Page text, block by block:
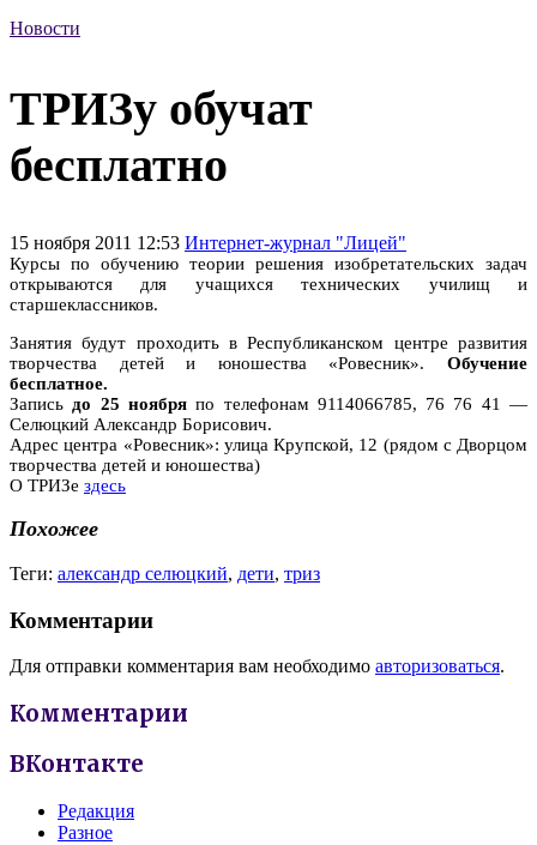
Новости
ТРИЗу обучат
бесплатно
15 ноября 2011 12:53 Интернет-журнал "Лицей"
Курсы по обучению теории решения изобретательских задач
открываются для учащихся технических училищ и
старшеклассников.
Занятия будут проходить в Республиканском центре развития
творчества детей и юношества «Ровесник». Обучение
бесплатное.
Запись до 25 ноябряпо телефонам 9114066785, 76 76 41 —
Селюцкий Александр Борисович.
Адрес центра «Ровесник»: улица Крупской, 12 (рядом с Дворцом
творчества детей и юношества)
О ТРИЗе здесь
Похожее
Теги: александр селюцкий, дети, триз
Комментарии
Для отправки комментария вам необходимо авторизоваться.
Комментарии
ВКонтакте
Редакция
Разное